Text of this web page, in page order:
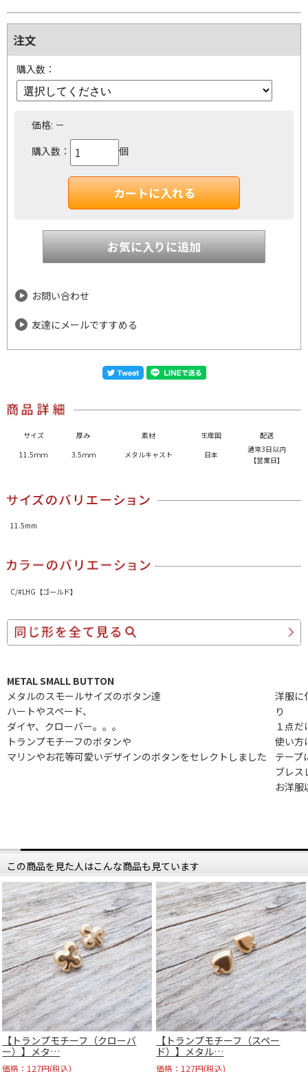
注文
購入数：
価格: －
購入数：
個
お問い合わせ
友達にメールですすめる
サイズ 厚み 素材 生産国
配送
11.5ｍｍ
3.5ｍｍ メタルキャスト 日本
通常3日以内
【営業日】
11.5mm
C/#LHG【ゴールド】
METAL SMALL BUTTON
メタルのスモールサイズのボタン達
ハートやスペード、
ダイヤ、クローバー。。。
トランプモチーフのボタンや
マリンやお花等可愛いデザインのボタンをセレクトしました
洋服に
り
１点
使い方
テープ
ブレス
お洋服
この商品を見た人はこんな商品も見ています
【トランプモチーフ（クローバ
ー）】メタ…
価格：127円(税込)
【トランプモチーフ（スペー
ド）】メタル…
価格：127円(税込)